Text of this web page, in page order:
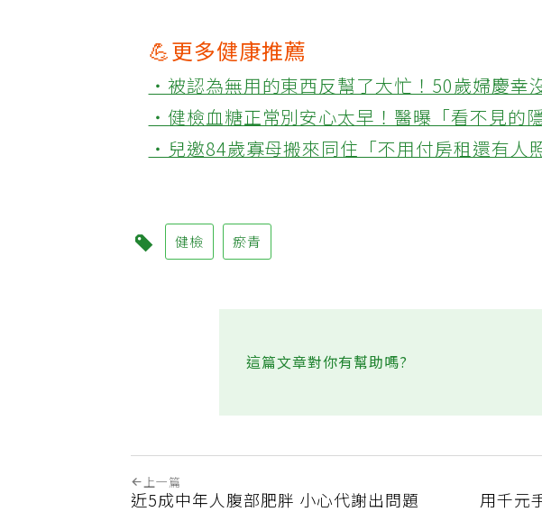
💪更多健康推薦
‧被認為無用的東西反幫了大忙！50歲婦慶幸
‧健檢血糖正常別安心太早！醫曝「看不見的
‧兒邀84歲寡母搬來同住「不用付房租還有人
健檢 瘀青
這篇文章對你有幫助嗎?
上一篇
近5成中年人腹部肥胖 小心代謝出問題 用千元